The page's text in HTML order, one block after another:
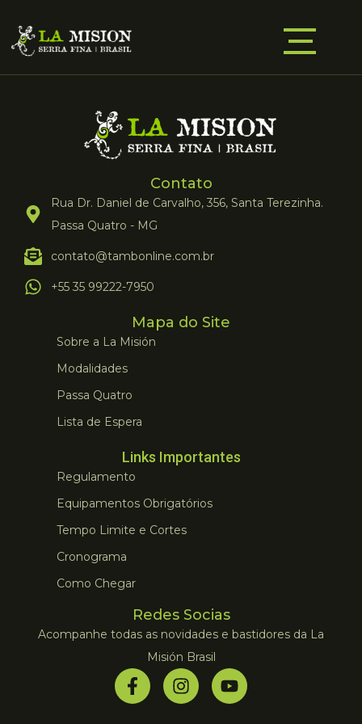
Contato
Rua Dr. Daniel de Carvalho, 356, Santa Terezinha.
Passa Quatro - MG
contato@tambonline.com.br
+55 35 99222-7950
Mapa do Site
Sobre a La Misión
Modalidades
Passa Quatro
Lista de Espera
Links Importantes
Regulamento
Equipamentos Obrigatórios
Tempo Limite e Cortes
Cronograma
Como Chegar
Redes Socias
Acompanhe todas as novidades e bastidores da La
Misión Brasil